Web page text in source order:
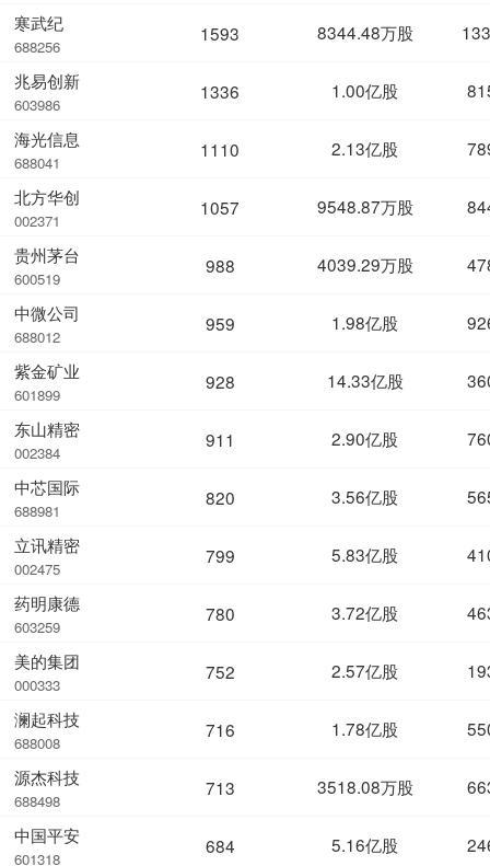
寒武纪
688256
兆易创新
603986
海光信息
688041
北方华创
002371
贵州茅台
600519
中微公司
688012
紫金矿业
601899
东山精密
002384
中芯国际
688981
立讯精密
002475
药明康德
603259
美的集团
000333
澜起科技
688008
源杰科技
688498
中国平安
601318
1593 8344.48万股
1336 1.00亿股
1110 2.13亿股
1057 9548.87万股
988 4039.29万股
959 1.98亿股
928 14.33亿股
911 2.90亿股
820 3.56亿股
799 5.83亿股
780 3.72亿股
752 2.57亿股
716 1.78亿股
713 3518.08万股
684 5.16亿股